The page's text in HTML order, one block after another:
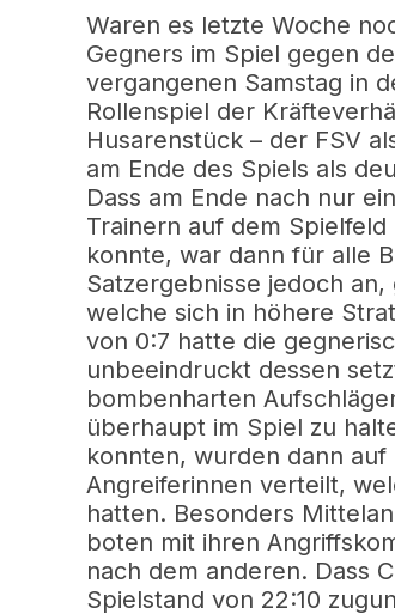
Waren es letzte Woche
Gegners im Spiel gegen
vergangenen Samstag in
Rollenspiel der
Husarenstück – der FSV
am Ende des Spiels als
Dass am Ende nach nur
Trainern auf dem
konnte, war dann für alle
Satzergebnisse jedoch
welche sich in höhere
von 0:7 hatte die
unbeeindruckt dessen
bombenharten
überhaupt im Spiel zu
konnten, wurden dann
Angreiferinnen verteilt,
hatten. Besonders
boten mit ihren
nach dem anderen. Dass
Spielstand von 22:10